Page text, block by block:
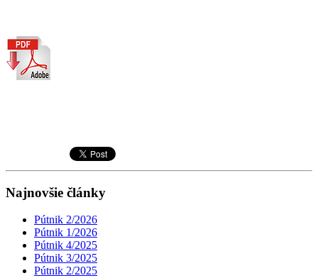
Najnovšie články
Pútnik 2/2026
Pútnik 1/2026
Pútnik 4/2025
Pútnik 3/2025
Pútnik 2/2025